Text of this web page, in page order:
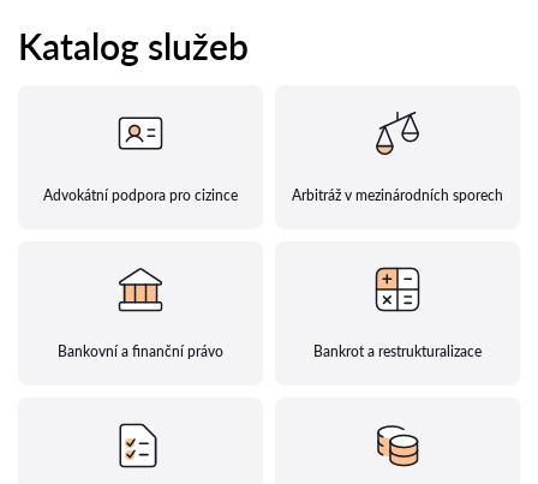
Katalog služeb
Advokátní podpora pro cizince Arbitráž v mezinárodních sporech
Bankovní a finanční právo Bankrot a restrukturalizace